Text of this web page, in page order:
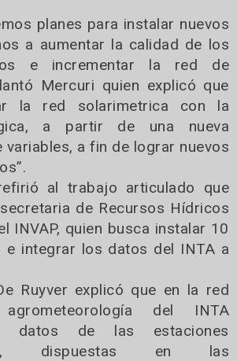
planes para instalar nuevos
a aumentar la calidad de los
e incrementar la red de
Mercuri quien explicó que
la red solarimetrica con la
a partir de una nueva
variables, a fin de lograr nuevos
al trabajo articulado que
de Recursos Hídricos
INVAP, quien busca instalar 10
e integrar los datos del INTA a
Ruyver explicó que en la red
del INTA
datos de las estaciones
dispuestas en las